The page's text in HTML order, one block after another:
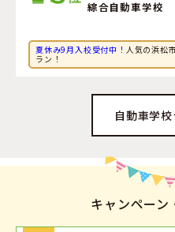
綜合自動車学校
夏休み9月入校受付中！ 人気の浜松
ラン！
自動車学
キャンペーン